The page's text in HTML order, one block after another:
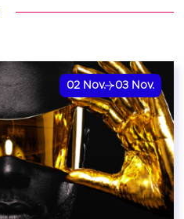
02 Nov. 03 Nov.